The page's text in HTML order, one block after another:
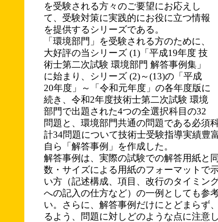
を受験される方々のご要望にお応えし
て、受験対策に実践的にお役に立つ情報
を提供するシリーズである。
「環境部門」を受験される方のために、
大好評の当シリーズ (1)「平成19年度 技
術士第二次試験 環境部門 解答事例集」
に始まり、シリーズ (2)～(13)の「平成
20年度」～「令和元年度」の各年度版に
続き、令和2年度技術士第二次試験 環境
部門で出題された4つの全選択科目の32
問題と、環境部門共通の問題である必須
計34問題について技術士受験指導実績豊
自ら「解答事例」を作成した。
解答事例は、実際の試験での解答用紙と
数・サイズによる用紙のフォーマットで
い方（記述構成、項目、改行のタイミン
への記入の仕方など）の一例としても参
い。さらに、解答事例だけにとどまらず
るよう、問題に対しどのような点に注意